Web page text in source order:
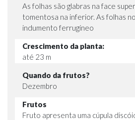
As folhas são glabras na face
tomentosa na inferior. As folhas
indumento ferrugíneo
Crescimento da planta:
até 23 m
Quando da frutos?
Dezembro
Frutos
Fruto apresenta uma cúpula